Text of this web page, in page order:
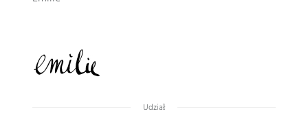
Udział